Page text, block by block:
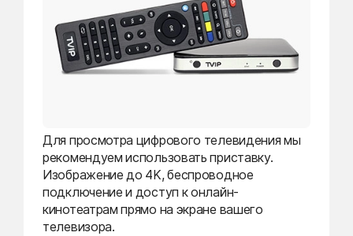
Для просмотра цифрового телевидения мы
рекомендуем использовать приставку.
Изображение до 4K, беспроводное
подключение и доступ к онлайн-
кинотеатрам прямо на экране вашего
телевизора.